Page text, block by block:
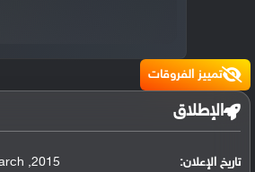
تمييز الفروقات
الإطلاق
تاريخ الإعلان: 2015
,